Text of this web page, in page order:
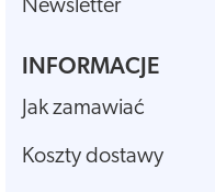
Newsletter
INFORMACJE
Jak zamawiać
Koszty dostawy